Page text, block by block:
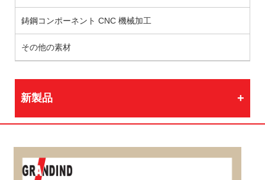
鋳鋼コンポーネント CNC 機械加工
その他の素材
新製品